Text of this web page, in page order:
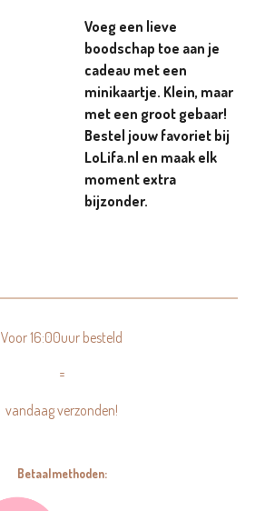
Voeg een lieve
boodschap toe aan je
cadeau met een
minikaartje. Klein, maar
met een groot gebaar!
Bestel jouw favoriet bij
LoLifa.nl en maak elk
moment extra
bijzonder.
Voor 16:00uur besteld
=
vandaag verzonden!
Betaalmethoden: